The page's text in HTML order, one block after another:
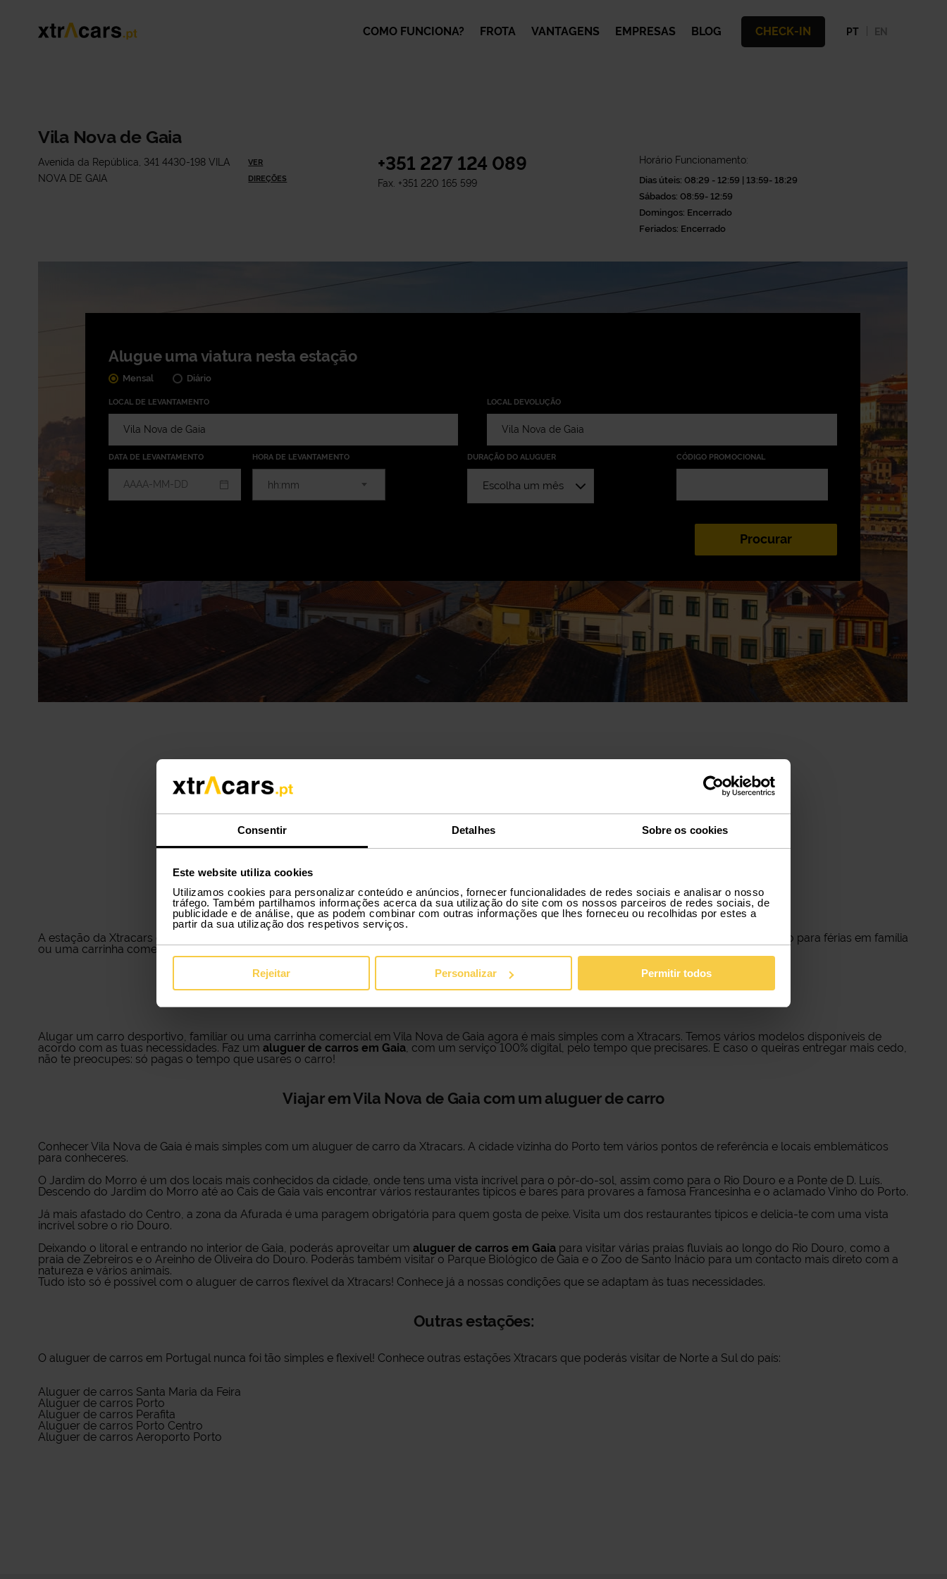
Consentir Detalhes Sobre os cookies
Este website utiliza cookies
Utilizamos cookies para personalizar conteúdo e anúncios, fornecer funcionalidades de redes sociais e analisar o nosso
tráfego. Também partilhamos informações acerca da sua utilização do site com os nossos parceiros de redes sociais, de
publicidade e de análise, que as podem combinar com outras informações que lhes forneceu ou recolhidas por estes a
partir da sua utilização dos respetivos serviços.
Rejeitar Personalizar Permitir todos
COMO FUNCIONA? FROTA VANTAGENS EMPRESAS BLOG CHECK-IN PT EN
Vila Nova de Gaia
Avenida da República, 341 4430-198 VILA
NOVA DE GAIA
VER
DIREÇÕES
+351 227 124 089
Fax. +351 220 165 599
Horário Funcionamento:
Dias úteis: 08:29 - 12:59 | 13:59- 18:29
Sábados: 08:59- 12:59
Domingos: Encerrado
Feriados: Encerrado
Alugue uma viatura nesta estação
Mensal Diário
LOCAL DE LEVANTAMENTO LOCAL DEVOLUÇÃO
DATA DE LEVANTAMENTO HORA DE LEVANTAMENTO
hh:mm
DURAÇÃO DO ALUGUER CÓDIGO PROMOCIONAL
Aluguer de carros em Vila Nova Gaia
A estação da Xtracars em Vila Nova de Gaia é uma ótima opção de procuras um local para alugar carro perto do Porto. Quer procures um carro para férias em família
ou uma carrinha comercial, damos-te um sistema de aluguer de carros 100% digital flexível e adaptado às tuas necessidades.
Vários modelos para aluguer de carros em Gaia
Alugar um carro desportivo, familiar ou uma carrinha comercial em Vila Nova de Gaia agora é mais simples com a Xtracars. Temos vários modelos disponíveis de
acordo com as tuas necessidades. Faz um aluguer de carros em Gaia, com um serviço 100% digital, pelo tempo que precisares. E caso o queiras entregar mais cedo,
não te preocupes: só pagas o tempo que usares o carro!
Viajar em Vila Nova de Gaia com um aluguer de carro
Conhecer Vila Nova de Gaia é mais simples com um aluguer de carro da Xtracars. A cidade vizinha do Porto tem vários pontos de referência e locais emblemáticos
para conheceres.
O Jardim do Morro é um dos locais mais conhecidos da cidade, onde tens uma vista incrível para o pôr-do-sol, assim como para o Rio Douro e a Ponte de D. Luís.
Descendo do Jardim do Morro até ao Cais de Gaia vais encontrar vários restaurantes típicos e bares para provares a famosa Francesinha e o aclamado Vinho do Porto.
Já mais afastado do Centro, a zona da Afurada é uma paragem obrigatória para quem gosta de peixe. Visita um dos restaurantes típicos e delicia-te com uma vista
incrível sobre o rio Douro.
Deixando o litoral e entrando no interior de Gaia, poderás aproveitar um aluguer de carros em Gaia para visitar várias praias fluviais ao longo do Rio Douro, como a
praia de Zebreiros e o Areinho de Oliveira do Douro. Poderás também visitar o Parque Biológico de Gaia e o Zoo de Santo Inácio para um contacto mais direto com a
natureza e vários animais.
Tudo isto só é possível com o aluguer de carros flexível da Xtracars! Conhece já a nossas condições que se adaptam às tuas necessidades.
Outras estações:
O aluguer de carros em Portugalnunca foi tão simples e flexível! Conhece outras estações Xtracars que poderás visitar de Norte a Sul do país:
Aluguer de carros Santa Maria da Feira
Aluguer de carros Porto
Aluguer de carros Perafita
Aluguer de carros Porto Centro
Aluguer de carros Aeroporto Porto